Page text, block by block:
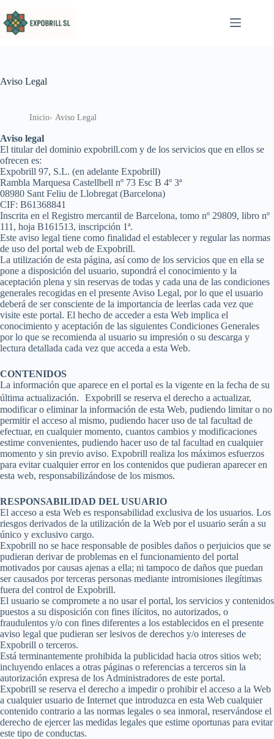
Aviso Legal
Inicio Aviso Legal
Aviso legal
El titular del dominio expobrill.com y de los servicios que en ellos se
ofrecen es:
Expobrill 97, S.L. (en adelante Expobrill)
Rambla Marquesa Castellbell nº 73 Esc B 4º 3ª
08980 Sant Feliu de Llobregat (Barcelona)
CIF: B61368841
Inscrita en el Registro mercantil de Barcelona, tomo nº 29809, libro nº
111, hoja B161513, inscripción 1ª.
Este aviso legal tiene como finalidad el establecer y regular las normas
de uso del portal web de Expobrill.
La utilización de esta página, así como de los servicios que en ella se
pone a disposición del usuario, supondrá el conocimiento y la
aceptación plena y sin reservas de todas y cada una de las condiciones
generales recogidas en el presente Aviso Legal, por lo que el usuario
deberá de ser consciente de la importancia de leerlas cada vez que
visite este portal. El hecho de acceder a esta Web implica el
conocimiento y aceptación de las siguientes Condiciones Generales
por lo que se recomienda al usuario su impresión o su descarga y
lectura detallada cada vez que acceda a esta Web.
CONTENIDOS
La información que aparece en el portal es la vigente en la fecha de su
última actualización. Expobrill se reserva el derecho a actualizar,
modificar o eliminar la información de esta Web, pudiendo limitar o no
permitir el acceso al mismo, pudiendo hacer uso de tal facultad de
efectuar, en cualquier momento, cuantos cambios y modificaciones
estime convenientes, pudiendo hacer uso de tal facultad en cualquier
momento y sin previo aviso. Expobrill realiza los máximos esfuerzos
para evitar cualquier error en los contenidos que pudieran aparecer en
esta web, responsabilizándose de los mismos.
RESPONSABILIDAD DEL USUARIO
El acceso a esta Web es responsabilidad exclusiva de los usuarios. Los
riesgos derivados de la utilización de la Web por el usuario serán a su
único y exclusivo cargo.
Expobrill no se hace responsable de posibles daños o perjuicios que se
pudieran derivar de problemas en el funcionamiento del portal
motivados por causas ajenas a ella; ni tampoco de daños que puedan
ser causados por terceras personas mediante intromisiones ilegítimas
fuera del control de Expobrill.
El usuario se compromete a no usar el portal, los servicios y contenidos
puestos a su disposición con fines ilícitos, no autorizados, o
fraudulentos y/o con fines diferentes a los establecidos en el presente
aviso legal que pudieran ser lesivos de derechos y/o intereses de
Expobrill o terceros.
Está terminantemente prohibida la publicidad hacia otros sitios web;
incluyendo enlaces a otras páginas o referencias a terceros sin la
autorización expresa de los Administradores de este portal.
Expobrill se reserva el derecho a impedir o prohibir el acceso a la Web
a cualquier usuario de Internet que introduzca en esta Web cualquier
contenido contrario a las normas legales o sea inmoral, reservándose el
derecho de ejercer las medidas legales que estime oportunas para evitar
este tipo de conductas.